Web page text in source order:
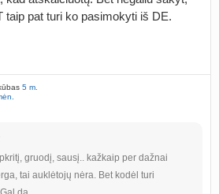
taip pat turi ko pasimokyti iš DE.
5 m.
gruodį, sausį.. kažkaip per dažnai
tai auklėtojų nėra. Bet kodėl turi